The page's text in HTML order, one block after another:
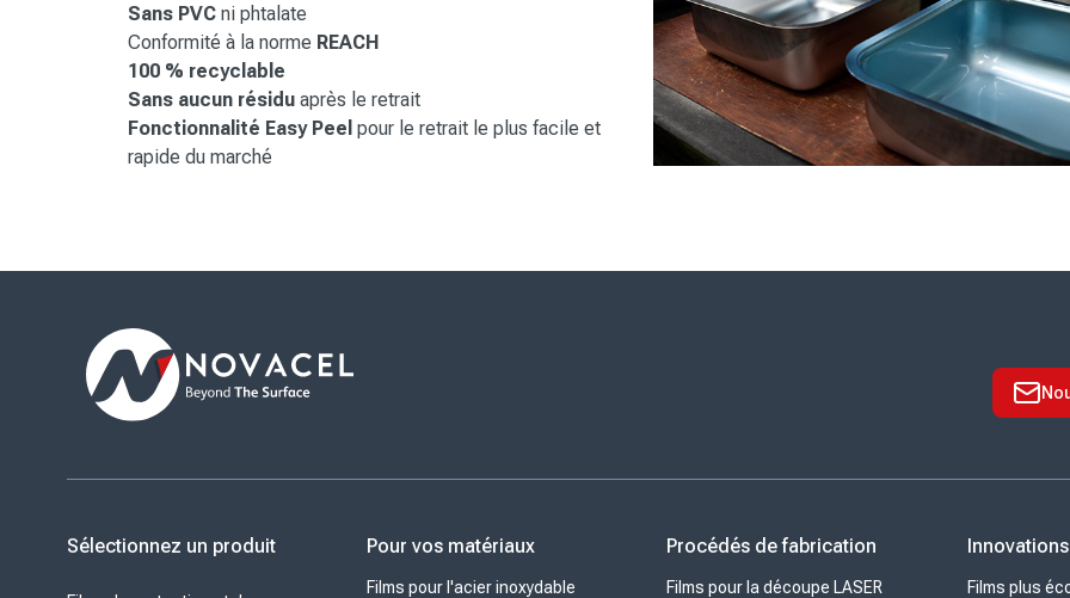
Sans PVC ni phtalate
Conformité à la norme REACH
100 % recyclable
Sans aucun résidu après le retrait
Fonctionnalité Easy Peelpour le retrait le plus facile et
rapide du marché
Sélectionnez un produit Pour vos matériaux
Films pour l'acier inoxydable
Procédés de fabrication
Films pour la découpe LASER
Innovations
Films plus